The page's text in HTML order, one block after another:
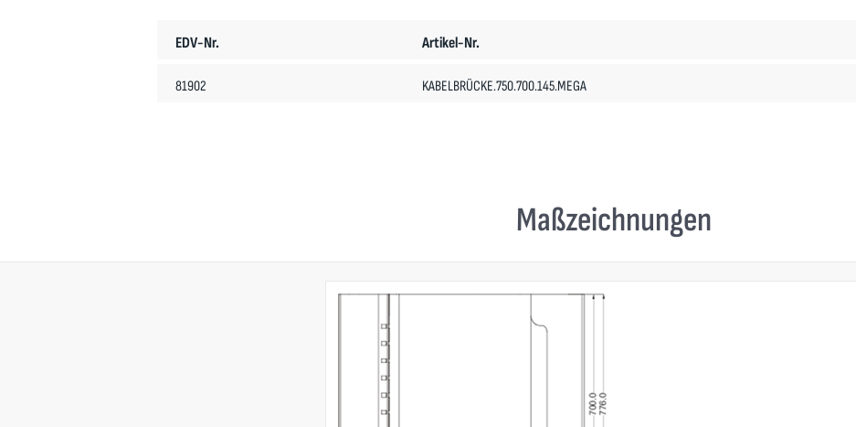
EDV-Nr. Artikel-Nr.
81902 KABELBRÜCKE.750.700.145.MEGA
Maßzeichnungen